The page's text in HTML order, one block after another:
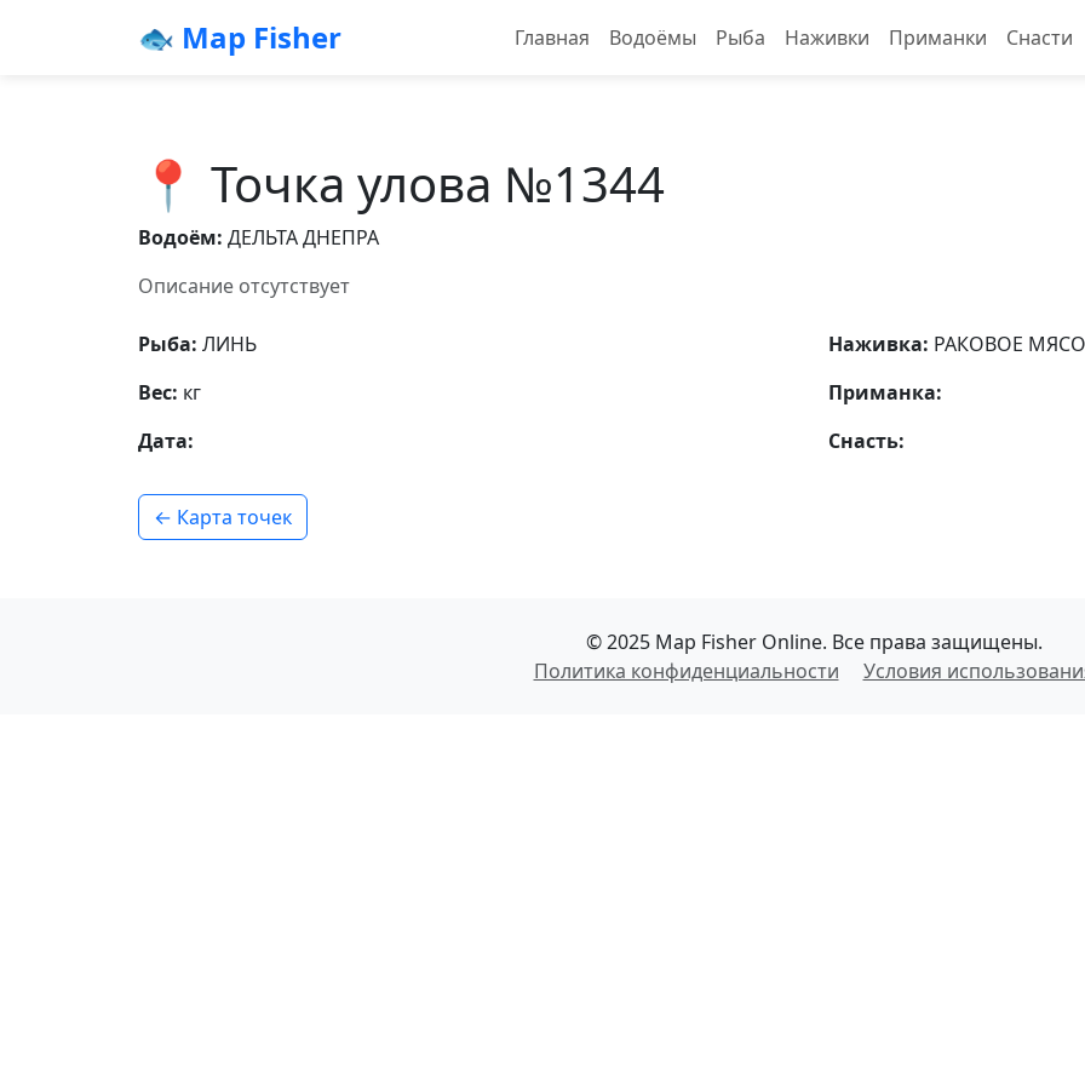
🐟 Map Fisher Главная Водоёмы Рыба Наживки Приманки Снасти
📍 Точка улова №1344
Водоём: ДЕЛЬТА ДНЕПРА
Описание отсутствует
Рыба: ЛИНЬ
Вес: кг
Дата:
Наживка: РАКОВОЕ МЯСО
Приманка:
Снасть:
← Карта точек
© 2025 Map Fisher Online. Все права защищены.
Политика конфиденциальности
Условия